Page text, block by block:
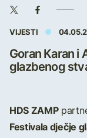
VIJESTI
Goran Karan i
glazbenog
HDS ZAMP
Festivala dječje